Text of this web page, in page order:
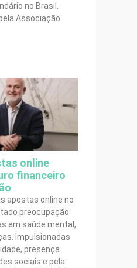
no Brasil.
Associação
online
financeiro
apostas online no
preocupação
em saúde mental,
Impulsionadas
presença
sociais e pela